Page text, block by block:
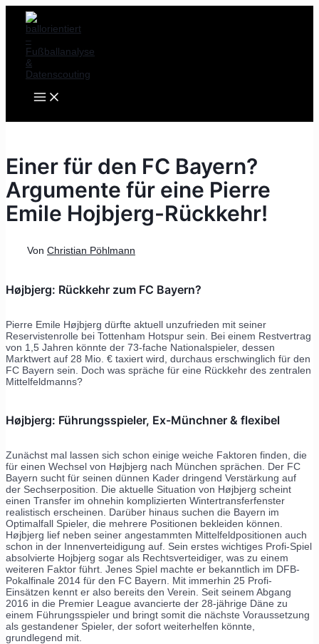
Zum
Inhalt
springen
MENU
Einer für den FC Bayern?
Argumente für eine Pierre
Emile Hojbjerg-Rückkehr!
Von Christian Pöhlmann
Højbjerg: Rückkehr zum FC Bayern?
Pierre Emile Højbjerg dürfte aktuell unzufrieden mit seiner
Reservistenrolle bei Tottenham Hotspur sein. Bei einem Restvertrag
von 1,5 Jahren könnte der 73-fache Nationalspieler, dessen
Marktwert auf 28 Mio. € taxiert wird, durchaus erschwinglich für den
FC Bayern sein. Doch was spräche für eine Rückkehr des zentralen
Mittelfeldmanns?
Højbjerg: Führungsspieler, Ex-Münchner & flexibel
Zunächst mal lassen sich schon einige weiche Faktoren finden, die
für einen Wechsel von Højbjerg nach München sprächen. Der FC
Bayern sucht für seinen dünnen Kader dringend Verstärkung auf
der Sechserposition. Die aktuelle Situation von Højbjerg scheint
einen Transfer im ohnehin komplizierten Wintertransferfenster
realistisch erscheinen. Darüber hinaus suchen die Bayern im
Optimalfall Spieler, die mehrere Positionen bekleiden können.
Højbjerg lief neben seiner angestammten Mittelfeldpositionen auch
schon in der Innenverteidigung auf. Sein erstes wichtiges Profi-Spiel
absolvierte Hojbjerg sogar als Rechtsverteidiger, was zu einem
weiteren Faktor führt. Jenes Spiel machte er bekanntlich im DFB-
Pokalfinale 2014 für den FC Bayern. Mit immerhin 25 Profi-
Einsätzen kennt er also bereits den Verein. Seit seinem Abgang
2016 in die Premier League avancierte der 28-jährige Däne zu
einem Führungsspieler und bringt somit die nächste Voraussetzung
als gestandener Spieler, der sofort weiterhelfen könnte,
grundlegend mit.
Post
navigation